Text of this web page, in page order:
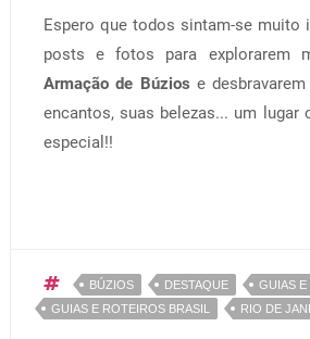
Espero que todos sintam-se muito
posts e fotos para explorarem
Armação de Búzios e
encantos, suas belezas... um lugar
especial!!
BÚZIOS DESTAQUE
GUIAS
GUIAS E ROTEIROS BRASIL
RIO DE